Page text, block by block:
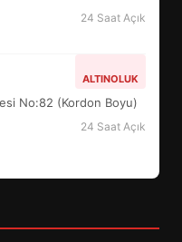
24 Saat Açık
ALTINOLUK
No:82 (Kordon Boyu)
24 Saat Açık
NASIL
GÖZLER